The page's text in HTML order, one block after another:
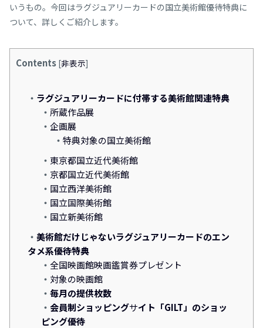
いうもの。今回はラグジュアリーカードの国立美術館優待特典に
ついて、詳しくご紹介します。
Contents [非表示]
ラグジュアリーカードに付帯する美術館関連特典
所蔵作品展
企画展
特典対象の国立美術館
東京都国立近代美術館
京都国立近代美術館
国立西洋美術館
国立国際美術館
国立新美術館
美術館だけじゃないラグジュアリーカードのエン
タメ系優待特典
全国映画館映画鑑賞券プレゼント
対象の映画館
毎月の提供枚数
会員制ショッピングサイト「GILT」のショッ
ピング優待